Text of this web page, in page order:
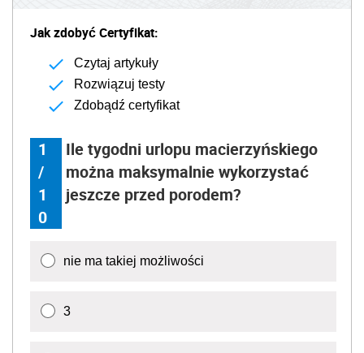
Jak zdobyć Certyfikat:
Czytaj artykuły
Rozwiązuj testy
Zdobądź certyfikat
1
/
1
0
Ile tygodni urlopu macierzyńskiego
można maksymalnie wykorzystać
jeszcze przed porodem?
nie ma takiej możliwości
3